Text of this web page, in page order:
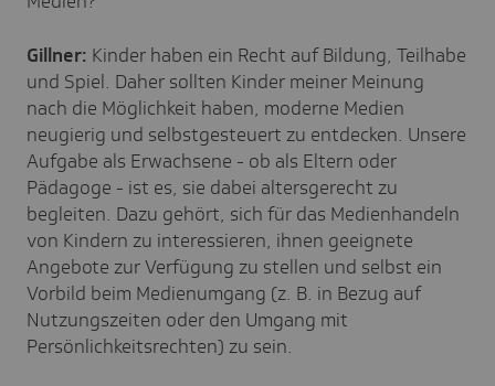
Gillner: Kinder haben ein Recht auf Bildung, Teilhabe
und Spiel. Daher sollten Kinder meiner Meinung
nach die Möglichkeit haben, moderne Medien
neugierig und selbstgesteuert zu entdecken. Unsere
Aufgabe als Erwachsene - ob als Eltern oder
Pädagoge - ist es, sie dabei altersgerecht zu
begleiten. Dazu gehört, sich für das Medienhandeln
von Kindern zu interessieren, ihnen geeignete
Angebote zur Verfügung zu stellen und selbst ein
Vorbild beim Medienumgang (z. B. in Bezug auf
Nutzungszeiten oder den Umgang mit
Persönlichkeitsrechten) zu sein.